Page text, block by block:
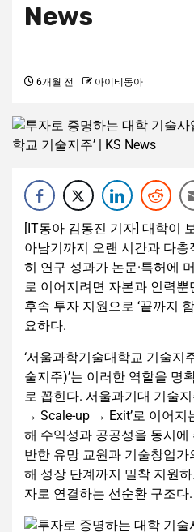
News
6개월 전 아이티동아
[IT동아 김동진 기자] 대학이
아남기까지 오랜 시간과 다
히 연구 성과가 논문·특허에
로 이어지려면 자본과 인력
후속 투자 지원으로 ‘끝까지
요하다.
‘서울과학기술대학교 기술지
술지주)’는 이러한 역할을 명
로 꼽힌다. 서울과기대 기술
→ Scale-up → Exit’로 이어지
해 수익성과 공공성을 동시에
반한 유망 교원과 기술창업
해 성장 단계까지 밀착 지원
자로 연결하는 선순환 구조다.